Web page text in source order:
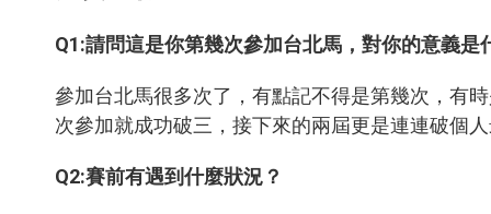
Q1:請問這是你第幾次參加台北馬，對你的意義是
參加台北馬很多次了，有點記不得是第幾次，有
次參加就成功破三，接下來的兩屆更是連連破個
Q2:賽前有遇到什麼狀況？